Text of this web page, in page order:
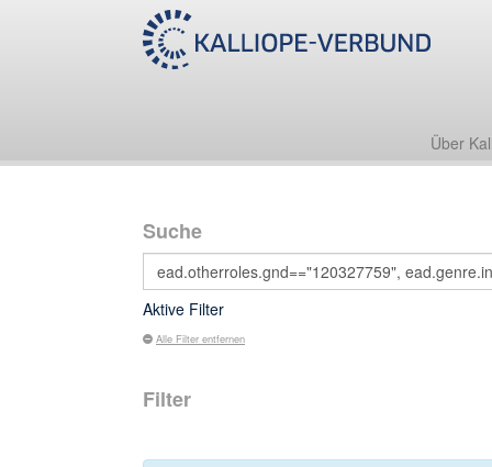
Über
Suche
Aktive Filter
Alle Filter entfernen
Filter